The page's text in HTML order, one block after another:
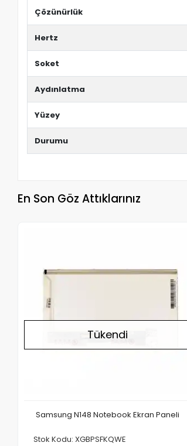
Çözünürlük
Hertz
Soket
Aydınlatma
Yüzey
Durumu
En Son Göz Attıklarınız
Tükendi
Samsung N148 Notebook Ekran Paneli
Stok Kodu: XGBPSFKQWE